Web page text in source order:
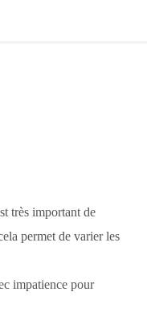
très important de
permet de varier les
impatience pour